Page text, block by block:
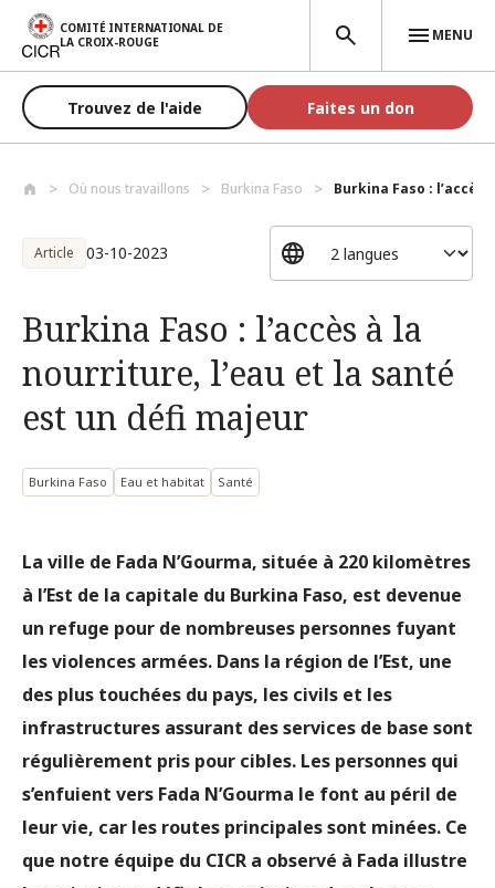
Aller au contenu principal
COMITÉ INTERNATIONAL DE
LA CROIX-ROUGE
MENU
Trouvez de l'aide Faites un don
Où nous travaillons Burkina Faso Burkina Faso :
Article 03-10-2023
Burkina Faso : l’accès à la
nourriture, l’eau et la santé
est un défi majeur
Burkina Faso Eau et habitat Santé
La ville de Fada N’Gourma, située à 220 kilomètres
à l’Est de la capitale du Burkina Faso, est devenue
un refuge pour de nombreuses personnes fuyant
les violences armées. Dans la région de l’Est, une
des plus touchées du pays, les civils et les
infrastructures assurant des services de base sont
régulièrement pris pour cibles. Les personnes qui
s’enfuient vers Fada N’Gourma le font au péril de
leur vie, car les routes principales sont minées. Ce
que notre équipe du CICR a observé à Fada illustre